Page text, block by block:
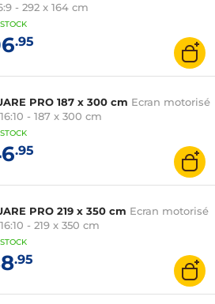
- 292 x 164 cm
STOCK
.95
PRO 187 x 300 cm Ecran motorisé
- 187 x 300 cm
STOCK
.95
PRO 219 x 350 cm Ecran motorisé
- 219 x 350 cm
STOCK
.95